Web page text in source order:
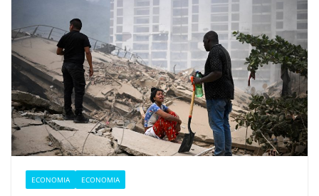
ECONOMIA ECONOMIA